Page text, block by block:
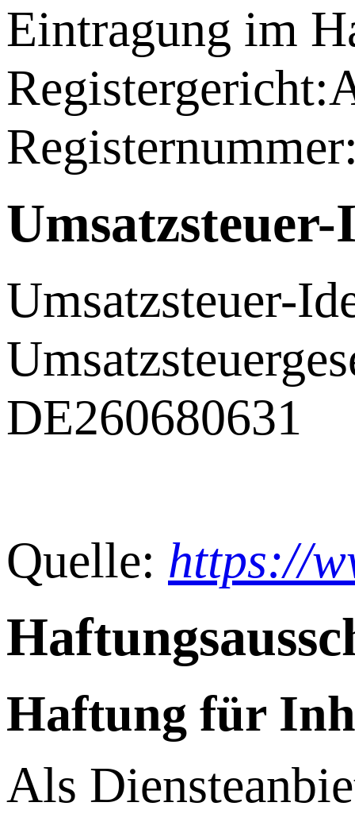
Eintragung im
Umsatzsteuer-
DE260680631
Quelle: https://
Haftung für
Als